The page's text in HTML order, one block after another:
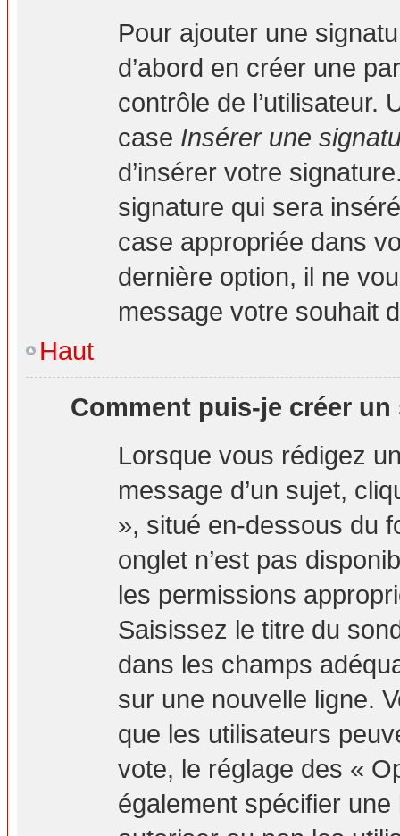
Pour ajouter une
d’abord en créer une
contrôle de l’utilisateur.
case Insérer une
d’insérer votre
signature qui sera
case appropriée dans
dernière option, il ne
message votre souhait
Haut
Comment puis-je créer un
Lorsque vous rédigez
message d’un sujet,
», situé en-dessous du
onglet n’est pas
les permissions
Saisissez le titre du
dans les champs
sur une nouvelle ligne.
que les utilisateurs
vote, le réglage des «
également spécifier